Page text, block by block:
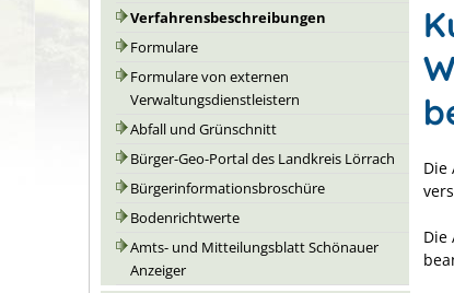
Verfahrensbeschreibungen
Formulare
Formulare von externen
Verwaltungsdienstleistern
Abfall und Grünschnitt
Bürger-Geo-Portal des Landkreis Lörrach
Bürgerinformationsbroschüre
Bodenrichtwerte
Amts- und Mitteilungsblatt Schönauer
Anzeiger
Die
Die